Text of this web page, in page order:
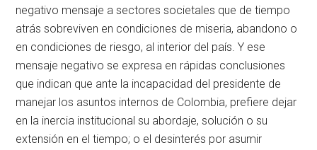
negativo mensaje a sectores societales que de tiempo
atrás sobreviven en condiciones de miseria, abandono o
en condiciones de riesgo, al interior del país. Y ese
mensaje negativo se expresa en rápidas conclusiones
que indican que ante la incapacidad del presidente de
manejar los asuntos internos de Colombia, prefiere dejar
en la inercia institucional su abordaje, solución o su
extensión en el tiempo; o el desinterés por asumir